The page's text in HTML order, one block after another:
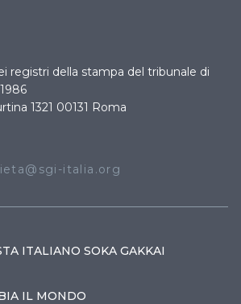
registri della stampa del tribunale di
1321 00131 Roma
italia.org
ITALIANO SOKA GAKKAI
IL MONDO